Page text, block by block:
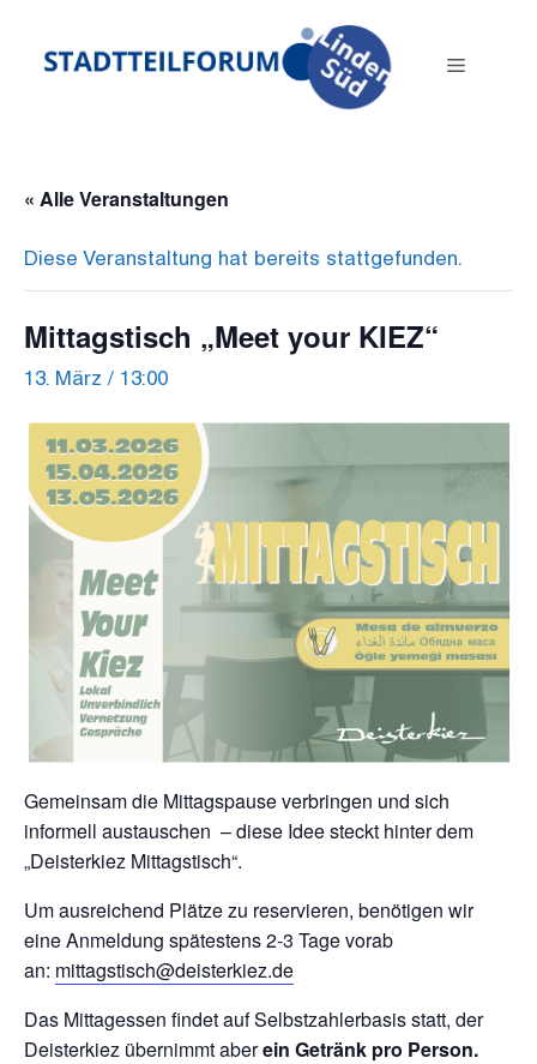
springen
Menü
« Alle Veranstaltungen
Diese Veranstaltung hat bereits stattgefunden.
Mittagstisch „Meet your KIEZ“
13. März / 13:00
Gemeinsam die Mittagspause verbringen und sich
informell austauschen – diese Idee steckt hinter dem
„Deisterkiez Mittagstisch“.
Um ausreichend Plätze zu reservieren, benötigen wir
eine Anmeldung spätestens 2-3 Tage vorab
an: mittagstisch@deisterkiez.de
Das Mittagessen findet auf Selbstzahlerbasis statt, der
Deisterkiez übernimmt aberein Getränk pro Person.